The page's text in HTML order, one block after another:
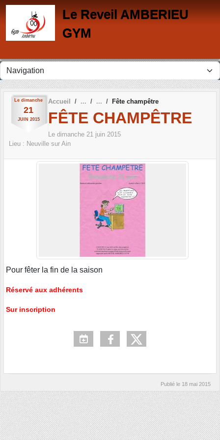
Le Reveil AMBERIEU
GYM
Le dimanche
21
JUIN 2015
Accueil Fête champêtre
FÊTE CHAMPÊTRE
Le dimanche 21 juin 2015
Lieu : Neuville sur Ain
Pour fêter la fin de la saison
Réservé aux adhérents
Sur inscription
Publié le 18 mai 2015
Panneau de gestion des cookies